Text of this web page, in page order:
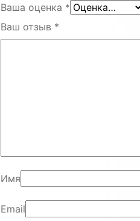
Ваша оценка *
Ваш отзыв *
Имя
Email